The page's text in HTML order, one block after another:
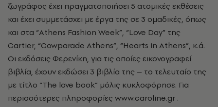
ζωγράφος έχει πραγματοποιήσει 5 ατομικές εκθέσεις
και έχει συμμετάσχει με έργα της σε 3 ομαδικές, όπως
και στα “Athens Fashion Week”, “Love Day” της
Cartier, “Cowparade Athens”, “Hearts in Athens”, κ.ά.
Οι εκδόσεις Φερενίκη, για τις οποίες εικονογραφεί
βιβλία, έχουν εκδώσει 3 βιβλία της – το τελευταίο της
με τίτλο “The love book” μόλις κυκλοφόρησε. Για
περισσότερες πληροφορίες www.caroline.gr .